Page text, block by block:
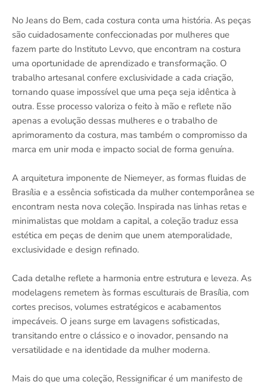
No Jeans do Bem, cada costura conta uma história. As peças
são cuidadosamente confeccionadas por mulheres que
fazem parte do Instituto Levvo, que encontram na costura
uma oportunidade de aprendizado e transformação. O
trabalho artesanal confere exclusividade a cada criação,
tornando quase impossível que uma peça seja idêntica à
outra. Esse processo valoriza o feito à mão e reflete não
apenas a evolução dessas mulheres e o trabalho de
aprimoramento da costura, mas também o compromisso da
marca em unir moda e impacto social de forma genuína.
A arquitetura imponente de Niemeyer, as formas fluidas de
Brasília e a essência sofisticada da mulher contemporânea se
encontram nesta nova coleção. Inspirada nas linhas retas e
minimalistas que moldam a capital, a coleção traduz essa
estética em peças de denim que unem atemporalidade,
exclusividade e design refinado.
Cada detalhe reflete a harmonia entre estrutura e leveza. As
modelagens remetem às formas esculturais de Brasília, com
cortes precisos, volumes estratégicos e acabamentos
impecáveis. O jeans surge em lavagens sofisticadas,
transitando entre o clássico e o inovador, pensando na
versatilidade e na identidade da mulher moderna.
Mais do que uma coleção, Ressignificar é um manifesto de